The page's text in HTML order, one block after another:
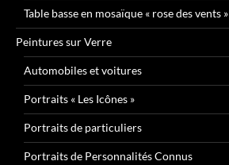
Table basse en mosaïque « rose des vents »
Peintures sur Verre
Automobiles et voitures
Portraits « Les Icônes »
Portraits de particuliers
Portraits de Personnalités Connus